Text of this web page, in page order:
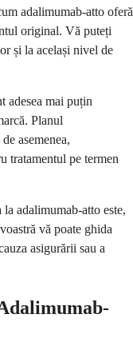
adalimumab-atto oferă
original. Vă puteți
și la același nivel de
adesea mai puțin
Planul
asemenea,
tratamentul pe termen
adalimumab-atto este,
vă poate ghida
asigurării sau a